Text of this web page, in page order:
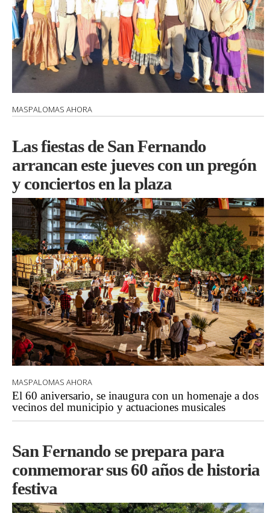
MASPALOMAS AHORA
Las fiestas de San Fernando
arrancan este jueves con un pregón
y conciertos en la plaza
MASPALOMAS AHORA
El 60 aniversario, se inaugura con un homenaje a dos
vecinos del municipio y actuaciones musicales
San Fernando se prepara para
conmemorar sus 60 años de historia
festiva